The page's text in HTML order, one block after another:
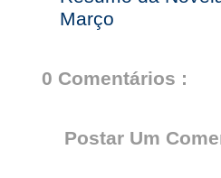
Março
0 Comentários :
Postar Um